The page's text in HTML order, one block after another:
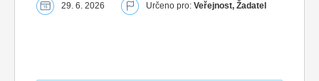
29. 6. 2026 Určeno pro: Veřejnost, Žadatel